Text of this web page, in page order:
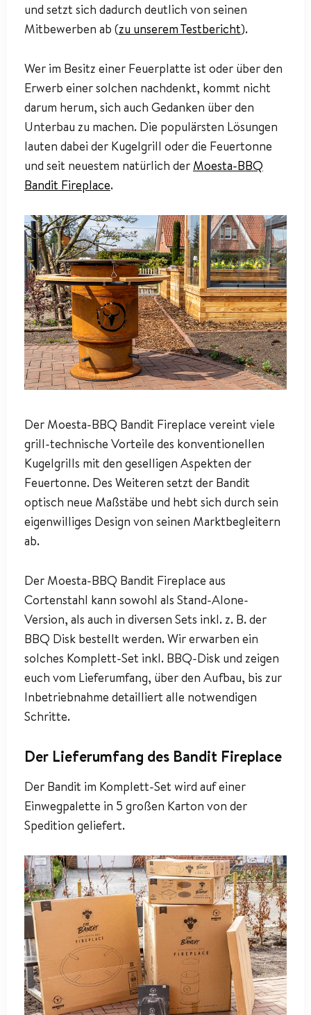
und setzt sich dadurch deutlich von seinen
Mitbewerben ab (zu unserem Testbericht).
Wer im Besitz einer Feuerplatte ist oder über den
Erwerb einer solchen nachdenkt, kommt nicht
darum herum, sich auch Gedanken über den
Unterbau zu machen. Die populärsten Lösungen
lauten dabei der Kugelgrill oder die Feuertonne
und seit neuestem natürlich der Moesta-BBQ
Bandit Fireplace.
Der Moesta-BBQ Bandit Fireplace vereint viele
grill-technische Vorteile des konventionellen
Kugelgrills mit den geselligen Aspekten der
Feuertonne. Des Weiteren setzt der Bandit
optisch neue Maßstäbe und hebt sich durch sein
eigenwilliges Design von seinen Marktbegleitern
ab.
Der Moesta-BBQ Bandit Fireplace aus
Cortenstahl kann sowohl als Stand-Alone-
Version, als auch in diversen Sets inkl. z. B. der
BBQ Disk bestellt werden. Wir erwarben ein
solches Komplett-Set inkl. BBQ-Disk und zeigen
euch vom Lieferumfang, über den Aufbau, bis zur
Inbetriebnahme detailliert alle notwendigen
Schritte.
Der Lieferumfang des Bandit Fireplace
Der Bandit im Komplett-Set wird auf einer
Einwegpalette in 5 großen Karton von der
Spedition geliefert.